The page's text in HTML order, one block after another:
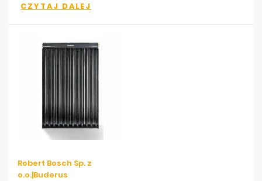
CZYTAJ DALEJ
Robert Bosch Sp. z
o.o.|Buderus